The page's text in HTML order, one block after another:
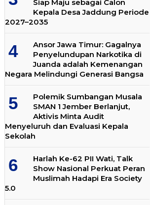
Siap Maju sebagai Calon
Kepala Desa Jaddung Periode
2027–2035
Ansor Jawa Timur: Gagalnya
Penyelundupan Narkotika di
Juanda adalah Kemenangan
Negara Melindungi Generasi Bangsa
Polemik Sumbangan Musala
SMAN 1 Jember Berlanjut,
Aktivis Minta Audit
Menyeluruh dan Evaluasi Kepala
Sekolah
Harlah Ke-62 PII Wati, Talk
Show Nasional Perkuat Peran
Muslimah Hadapi Era Society
5.0